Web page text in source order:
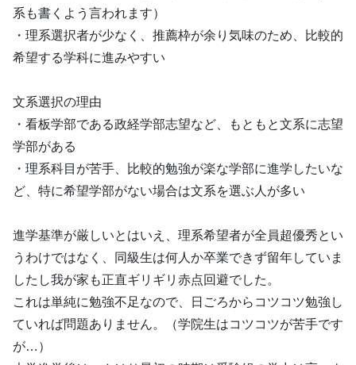
系も書くよう言われます）
・理系選択者が少なく、推薦枠が余り気味のため、比較的
希望する学科に進みやすい
文系選択の理由
・看板学部である政経学部志望など、もともと文系に志望
学部がある
・理系科目が苦手、比較的勉強が楽な学部に進学したいな
ど、特に希望学部がない場合は文系を選ぶ人が多い
進学基準が厳しいとはいえ、理系希望者が全員超優秀とい
うわけではなく、同級生は何人か卒業できず留年していま
したし我が家も正直ギリギリ赤点回避でした。
これは単純に勉強不足なので、日ごろからコツコツ勉強し
ていれば問題ありません。（学院生はコツコツが苦手です
が…）